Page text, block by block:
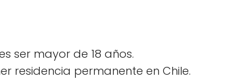
ser mayor de 18 años.
residencia permanente en Chile.